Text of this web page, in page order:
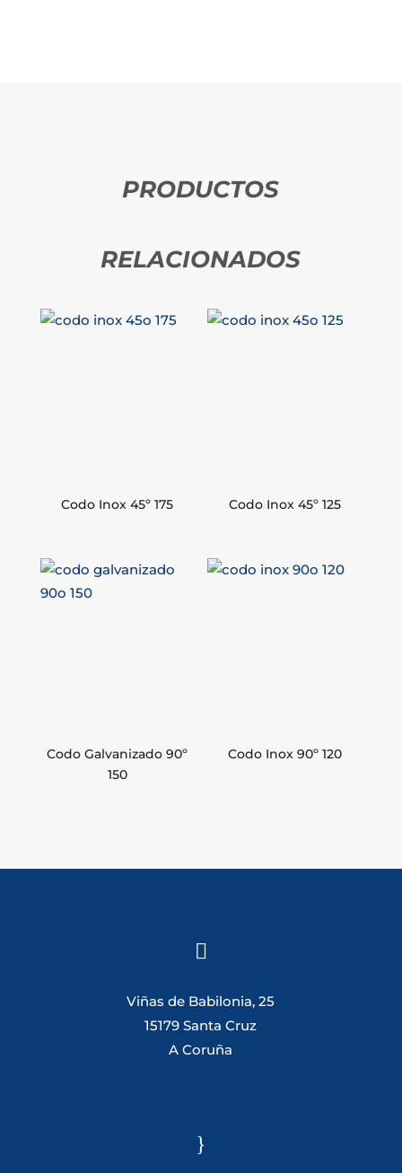
PRODUCTOS
RELACIONADOS
Codo Inox 45º 175 Codo Inox 45º 125
Codo Galvanizado 90º
150
Codo Inox 90º 120

Viñas de Babilonia, 25
15179 Santa Cruz
A Coruña
}